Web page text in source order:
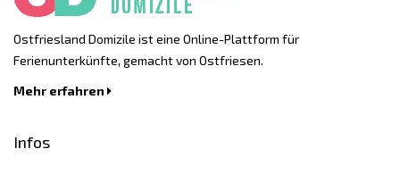
Ostfriesland Domizile ist eine Online-Plattform für
Ferienunterkünfte, gemacht von Ostfriesen.
Mehr erfahren
Infos